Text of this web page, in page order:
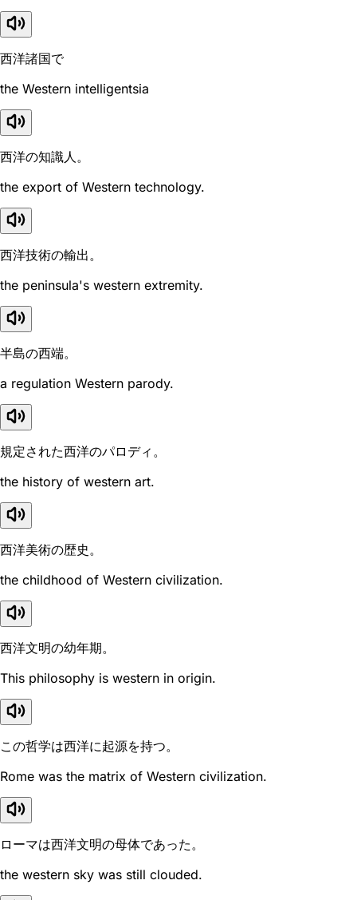
西洋諸国で
the Western intelligentsia
西洋の知識人。
the export of Western technology.
西洋技術の輸出。
the peninsula's western extremity.
半島の西端。
a regulation Western parody.
規定された西洋のパロディ。
the history of western art.
西洋美術の歴史。
the childhood of Western civilization.
西洋文明の幼年期。
This philosophy is western in origin.
この哲学は西洋に起源を持つ。
Rome was the matrix of Western civilization.
ローマは西洋文明の母体であった。
the western sky was still clouded.